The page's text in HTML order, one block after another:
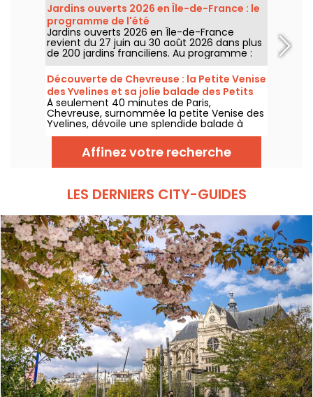
Jardins ouverts 2026 en Île-de-France : le
programme de l'été
Jardins ouverts 2026 en Île-de-France
revient du 27 juin au 30 août 2026 dans plus
de 200 jardins franciliens. Au programme :
concerts, spectacles, visites, ateliers et
installations artistiques.
Découverte de Chevreuse : la Petite Venise
des Yvelines et sa jolie balade des Petits
Ponts
À seulement 40 minutes de Paris,
Chevreuse, surnommée la petite Venise des
Yvelines, dévoile une splendide balade à
travers ses petits ponts. Ce véritable écrin
de verdure, accessible en RER, nous dévpoile
une escapade au charme insoupçonné. On
vous embarque pour une aventure nature
Affinez votre recherche
LES DERNIERS CITY-GUIDES